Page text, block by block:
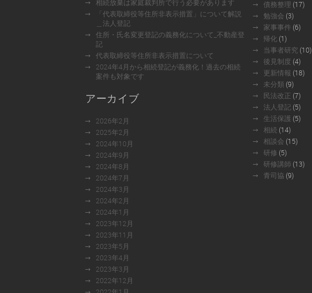
相続放棄は家庭裁判所で行う必要があります
「代表取締役等住所非表示措置」について解説
＿法人登記
住所・氏名変更登記の義務化について_不動産登
記
代表取締役等住所非表示措置について
2024年4月から相続登記が義務化！過去の相続
案件も対象です
アーカイブ
2026年2月
2025年2月
2024年10月
2024年9月
2024年8月
2024年7月
2024年3月
2024年2月
2024年1月
2023年12月
2023年11月
2023年5月
2023年4月
2023年3月
2022年12月
債務整理 (17)
勉強会 (3)
家事事件 (6)
帰化 (1)
当事者研究 (10)
後見制度 (4)
更新情報 (18)
未分類 (9)
民法改正 (7)
法人登記 (5)
生活保護 (5)
相続 (14)
相談会 (15)
研修 (5)
研修講師 (13)
青司協 (9)